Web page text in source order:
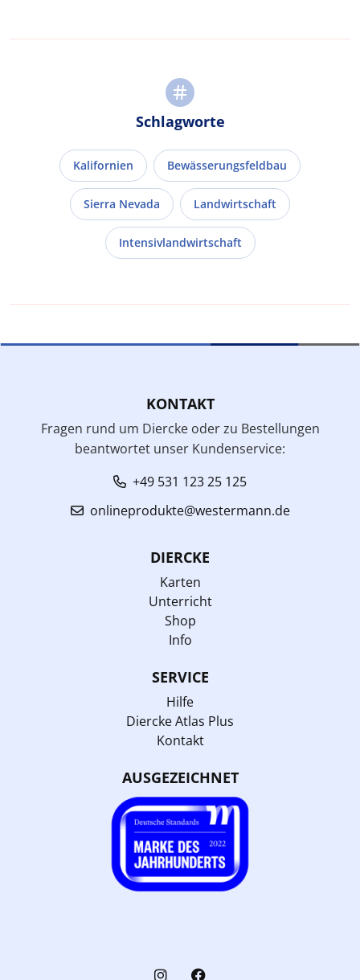
Schlagworte
Kalifornien Bewässerungsfeldbau
Sierra Nevada Landwirtschaft
Intensivlandwirtschaft
KONTAKT
Fragen rund um Diercke oder zu Bestellungen
beantwortet unser Kundenservice:
+49 531 123 25 125
onlineprodukte@westermann.de
DIERCKE
Karten
Unterricht
Shop
Info
SERVICE
Hilfe
Diercke Atlas Plus
Kontakt
AUSGEZEICHNET